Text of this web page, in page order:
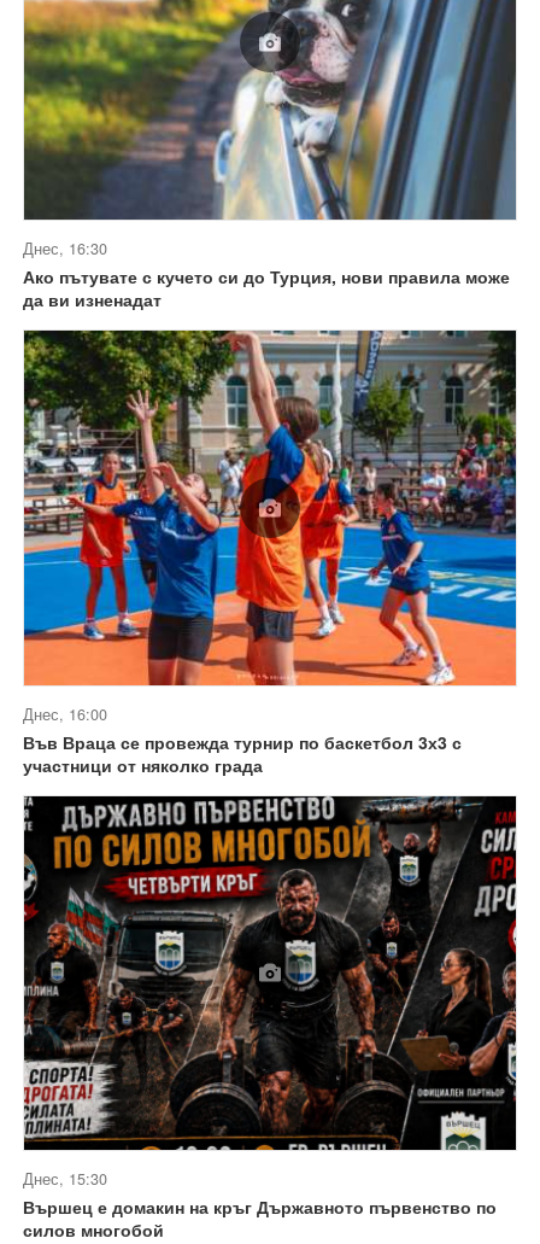
Днес, 16:30
Ако пътувате с кучето си до Турция, нови правила може
да ви изненадат
Днес, 16:00
Във Враца се провежда турнир по баскетбол 3х3 с
участници от няколко града
Днес, 15:30
Вършец е домакин на кръг Държавното първенство по
силов многобой